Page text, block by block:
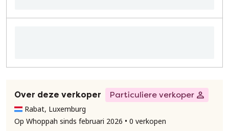
Over deze verkoper
Particuliere verkoper
Rabat, Luxemburg
Op Whoppah sinds februari 2026 • 0 verkopen